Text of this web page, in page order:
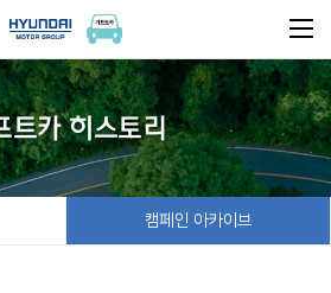
트카 히스토리
캠페인 아카이브